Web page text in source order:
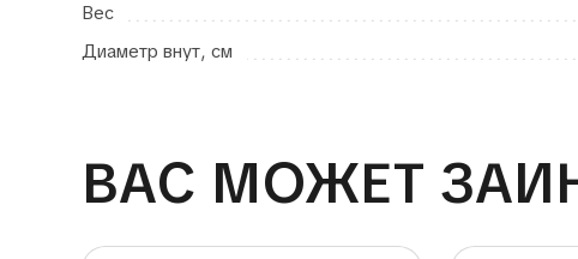
Вес
Диаметр внут, см
ВАС МОЖЕТ